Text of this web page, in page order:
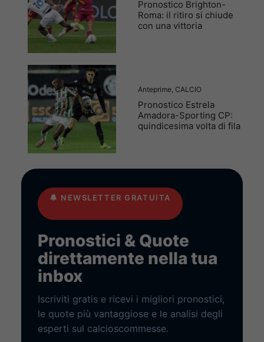
Pronostico Brighton-
Roma: il ritiro si chiude
con una vittoria
Anteprime CALCIO
Pronostico Estrela
Amadora-Sporting CP:
quindicesima volta di fila
🔔 NEWSLETTER GRATUITA
Pronostici & Quote
direttamente nella tua
inbox
Iscriviti gratis e ricevi i migliori pronostici,
le quote più vantaggiose e le analisi degli
esperti sul calcioscommesse.